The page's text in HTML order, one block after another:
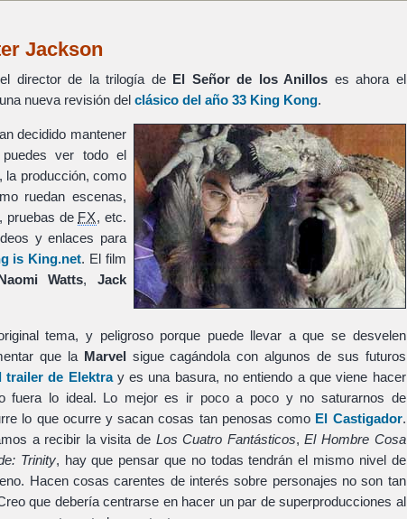
Jackson
director de la trilogía de El Señor de los Anillos es ahora el
nueva revisión del clásico del año 33 King Kong.
decidido mantener
ver todo el
la producción, como
ruedan escenas,
pruebas de FX, etc.
y enlaces para
is King.net. El film
Watts, Jack
tema, y peligroso porque puede llevar a que se desvelen
que la Marvel siguecagándola con algunos de sus futuros
trailer de Elektray es una basura, no entiendo a que viene hacer
fuera lo ideal. Lo mejor es ir poco a poco y no saturarnos de
lo que ocurre y sacan cosas tan penosas como El Castigador.
a recibir la visita de Los Cuatro Fantásticos,El Hombre Cosa
Trinity, hay que pensar que no todas tendrán el mismo nivel de
Hacen cosas carentes de interés sobre personajes no son tan
que debería centrarse en hacer un par de superproducciones al